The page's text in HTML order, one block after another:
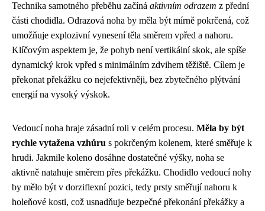
Technika samotného přeběhu začíná aktivním odrazem z přední
části chodidla. Odrazová noha by měla být mírně pokrčená, což
umožňuje explozivní vynesení těla směrem vpřed a nahoru.
Klíčovým aspektem je, že pohyb není vertikální skok, ale spíše
dynamický krok vpřed s minimálním zdvihem těžiště. Cílem je
překonat překážku co nejefektivněji, bez zbytečného plýtvání
energií na vysoký výskok.
Vedoucí noha hraje zásadní roli v celém procesu. Měla by být
rychle vytažena vzhůru s pokrčeným kolenem, které směřuje k
hrudi. Jakmile koleno dosáhne dostatečné výšky, noha se
aktivně natahuje směrem přes překážku. Chodidlo vedoucí nohy
by mělo být v dorziflexní pozici, tedy prsty směřují nahoru k
holeňové kosti, což usnadňuje bezpečné překonání překážky a